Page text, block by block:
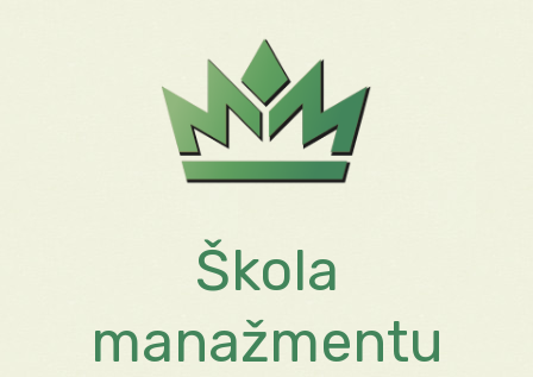
Škola
manažmentu